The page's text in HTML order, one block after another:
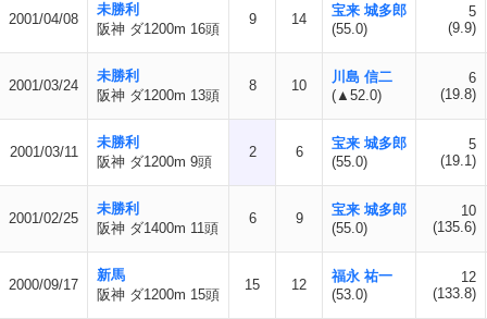
2001/04/08
未勝利
阪神 ダ1200m 16頭
9 14
宝来 城多郎
(55.0)
5
(9.9)
2001/03/24
未勝利
阪神 ダ1200m 13頭
8 10
川島 信二
(▲52.0)
6
(19.8)
2001/03/11
未勝利
阪神 ダ1200m 9頭
2 6
宝来 城多郎
(55.0)
5
(19.1)
2001/02/25
未勝利
阪神 ダ1400m 11頭
6 9
宝来 城多郎
(55.0)
10
(135.6)
2000/09/17
新馬
阪神 ダ1200m 15頭
15 12
福永 祐一
(53.0)
12
(133.8)